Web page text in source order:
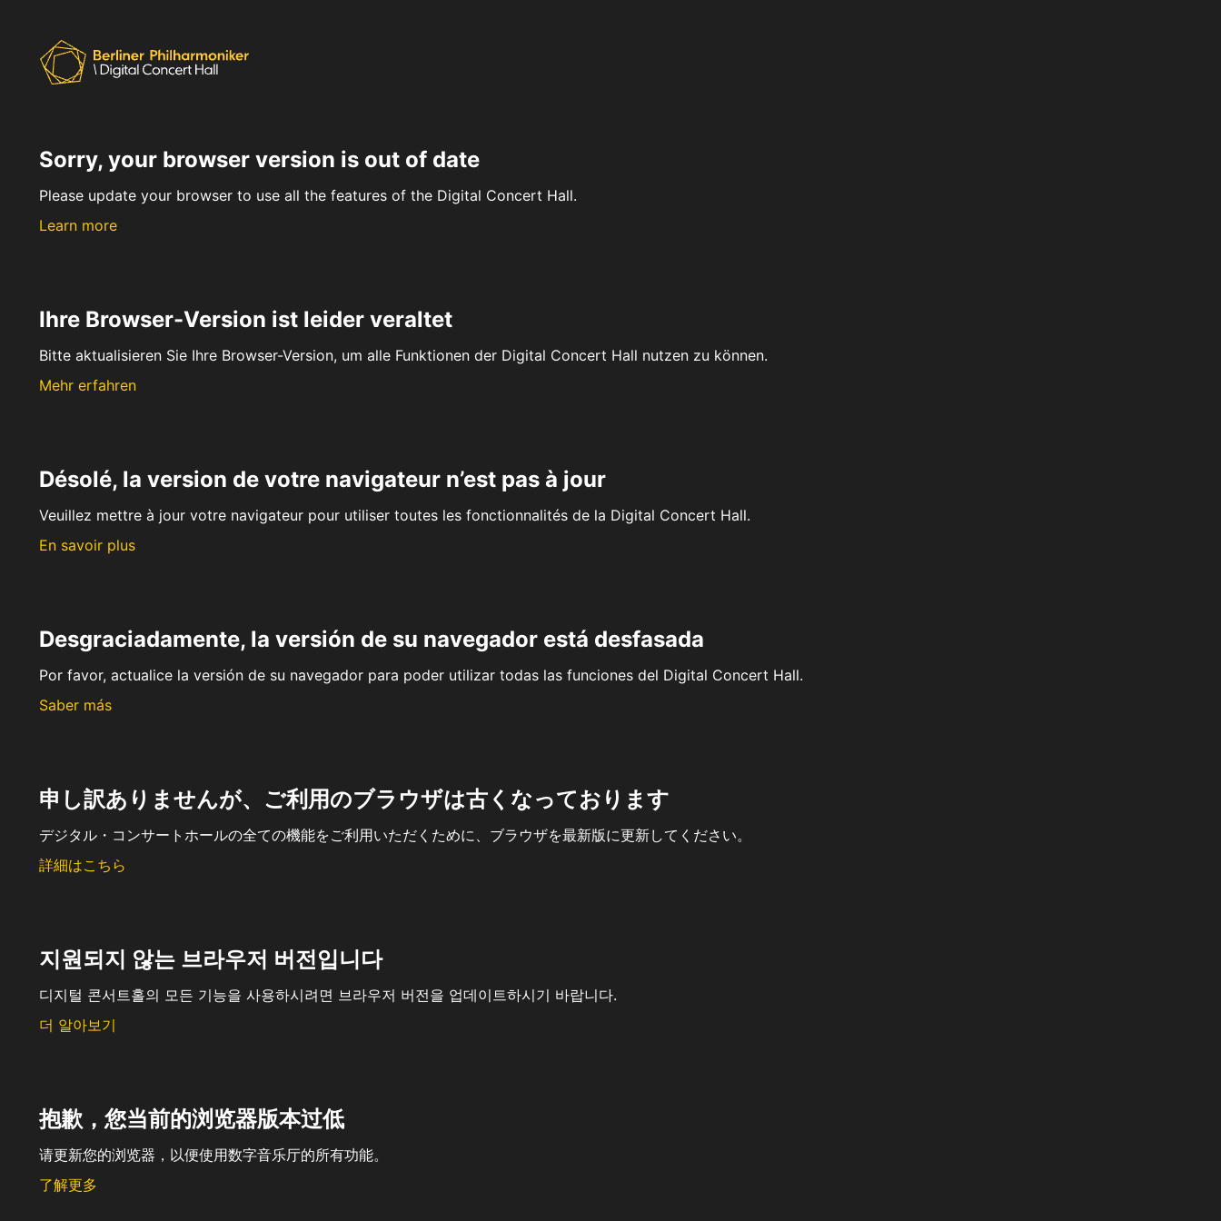
Sorry, your browser version is out of date
Please update your browser to use all the features of the Digital Concert Hall.
Learn more
Ihre Browser-Version ist leider veraltet
Bitte aktualisieren Sie Ihre Browser-Version, um alle Funktionen der Digital Concert Hall nutzen zu können.
Mehr erfahren
Désolé, la version de votre navigateur n’est pas à jour
Veuillez mettre à jour votre navigateur pour utiliser toutes les fonctionnalités de la Digital Concert Hall.
En savoir plus
Desgraciadamente, la versión de su navegador está desfasada
Por favor, actualice la versión de su navegador para poder utilizar todas las funciones del Digital Concert Hall.
Saber más
申し訳ありませんが、ご利用のブラウザは古くなっております
デジタル・コンサートホールの全ての機能をご利用いただくために、ブラウザを最新版に更新してください。
詳細はこちら
지원되지 않는 브라우저 버전입니다
디지털 콘서트홀의 모든 기능을 사용하시려면 브라우저 버전을 업데이트하시기 바랍니다.
더 알아보기
抱歉，您当前的浏览器版本过低
请更新您的浏览器，以便使用数字音乐厅的所有功能。
了解更多